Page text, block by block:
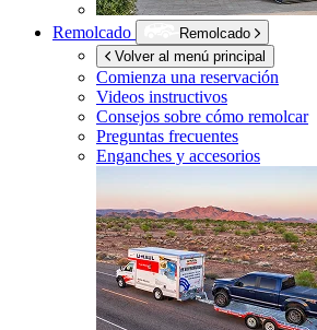
Remolcado
Remolcado
Volver al menú principal
Comienza una reservación
Videos instructivos
Consejos sobre cómo remolcar
Preguntas frecuentes
Enganches y accesorios